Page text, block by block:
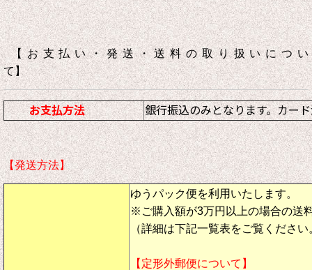
【お支払い・発送・送料の取り扱いについ
て】
お支払方法 銀行振込のみとなります。カー
【発送方法】
ゆうパック便を利用いたします。
※ご購入額が3万円以上の場合の送
（詳細は下記一覧表をご覧ください
【定形外郵便について】